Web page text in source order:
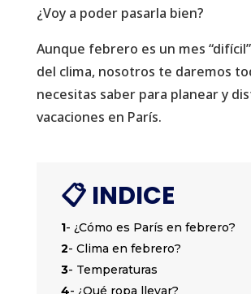
¿Voy a poder pasarla bien?
Aunque febrero es un mes
del clima, nosotros te daremos
necesitas saber para planear y
vacaciones en París.
📋 INDICE
1- ¿Cómo es París en febrero?
2- Clima en febrero?
3- Temperaturas
4- ¿Qué ropa llevar?